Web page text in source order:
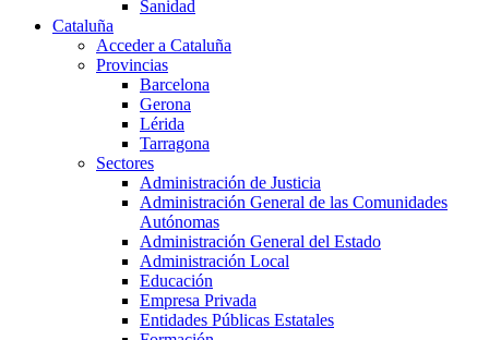
Sanidad
Cataluña
Acceder a Cataluña
Provincias
Barcelona
Gerona
Lérida
Tarragona
Sectores
Administración de Justicia
Administración General de las Comunidades
Autónomas
Administración General del Estado
Administración Local
Educación
Empresa Privada
Entidades Públicas Estatales